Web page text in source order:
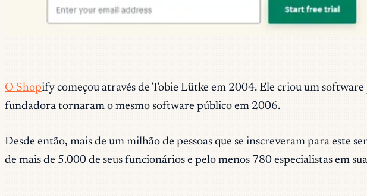
O Shopify começou através de Tobie Lütke em 2004. Ele criou um
fundadora tornaram o mesmo software público em 2006.
Desde então, mais de um milhão de pessoas que se inscreveram para este
de mais de 5.000 de seus funcionários e pelo menos 780 especialistas em